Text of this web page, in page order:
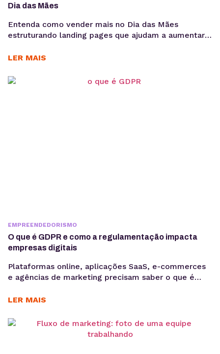
Dia das Mães
Entenda como vender mais no Dia das Mães
estruturando landing pages que ajudam a aumentar
sustentar campanhas com apoio de performance e
com maior potencial para campanhas promocionais e
LER MAIS
EMPREENDEDORISMO
O que é GDPR e como a regulamentação impacta
empresas digitais
Plataformas online, aplicações SaaS, e-commerces
e agências de marketing precisam saber o que é
sensíveis, o que aumenta a exposição a riscos
uma questão jurídica, mas uma camada crítica de
arquitetura, governança e gestão de risco. Em
LER MAIS